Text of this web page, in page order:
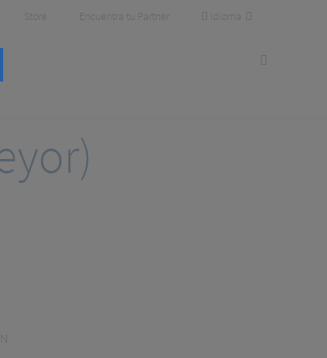
Store Encuentra tu Partner Idioma